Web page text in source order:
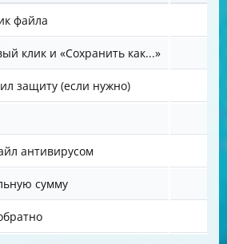
файла
клик и «Сохранить как...»
защиту (если нужно)
антивирусом
сумму